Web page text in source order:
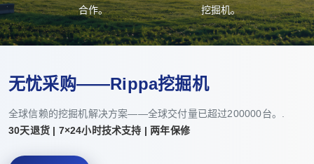
合作。
挖掘机。
无忧采购——Rippa挖掘机
全球信赖的挖掘机解决方案——全球交付量已超过200000台。.
30天退货 | 7×24小时技术支持 | 两年保修